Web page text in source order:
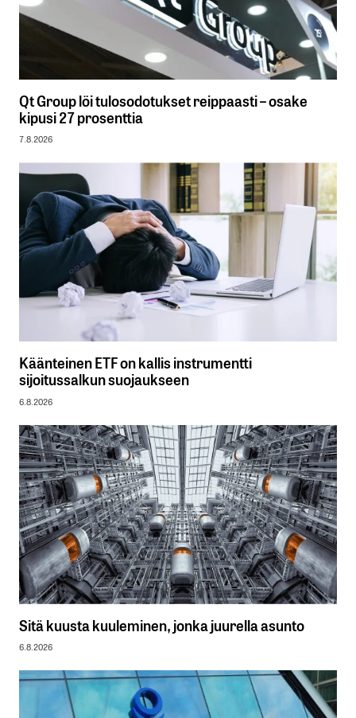
Qt Group löi tulosodotukset reippaasti – osake
kipusi 27 prosenttia
7.8.2026
Käänteinen ETF on kallis instrumentti
sijoitussalkun suojaukseen
6.8.2026
Sitä kuusta kuuleminen, jonka juurella asunto
6.8.2026